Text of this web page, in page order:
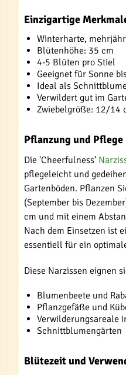
Einzigartige
Winterharte,
Blütenhöhe: 35 cm
4-5 Blüten pro Stiel
Geeignet für Sonne
Ideal als
Verwildert gut im
Zwiebelgröße: 12/14
Pflanzung und Pflege
Die 'Cheerfulness'
pflegeleicht und
Gartenböden. Pflanzen
(September bis
cm und mit einem
Nach dem Einsetzen ist
essentiell für ein
Diese Narzissen eignen
Blumenbeete und
Pflanzgefäße und
Verwilderungsareale
Schnittblumengärten
Blütezeit und